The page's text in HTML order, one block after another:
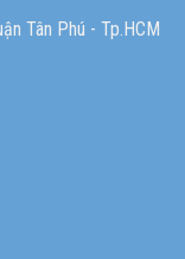
Tân Phú - Tp.HCM